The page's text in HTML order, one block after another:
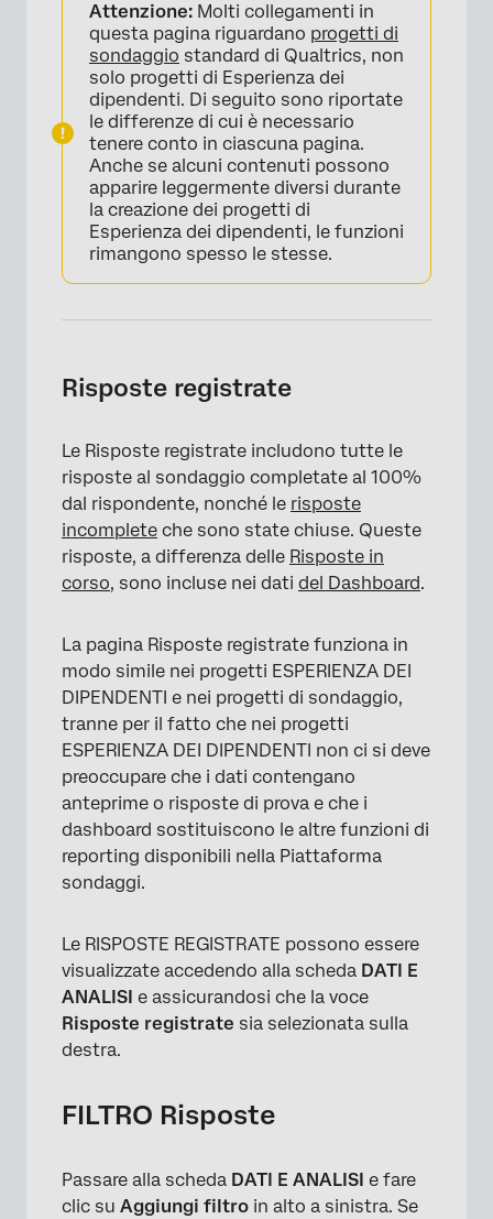
Attenzione: Molti collegamenti in
questa pagina riguardano progetti di
sondaggio standard di Qualtrics, non
solo progetti di Esperienza dei
dipendenti. Di seguito sono riportate
le differenze di cui è necessario
tenere conto in ciascuna pagina.
Anche se alcuni contenuti possono
apparire leggermente diversi durante
la creazione dei progetti di
Esperienza dei dipendenti, le funzioni
rimangono spesso le stesse.
Risposte registrate
Le Risposte registrate includono tutte le
risposte al sondaggio completate al 100%
dal rispondente, nonché le risposte
incomplete che sono state chiuse. Queste
risposte, a differenza delle Risposte in
corso, sono incluse nei dati del Dashboard.
La pagina Risposte registrate funziona in
modo simile nei progetti ESPERIENZA DEI
DIPENDENTI e nei progetti di sondaggio,
tranne per il fatto che nei progetti
ESPERIENZA DEI DIPENDENTI non ci si deve
preoccupare che i dati contengano
anteprime o risposte di prova e che i
dashboard sostituiscono le altre funzioni di
reporting disponibili nella Piattaforma
sondaggi.
Le RISPOSTE REGISTRATE possono essere
visualizzate accedendo alla scheda DATI E
ANALISI e assicurandosi che la voce
Risposte registrate sia selezionata sulla
destra.
FILTRO Risposte
Passare alla scheda DATI E ANALISI e fare
clic su Aggiungi filtro in alto a sinistra. Se